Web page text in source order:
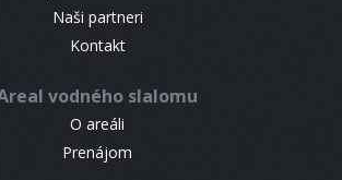
Naši partneri
Kontakt
vodného slalomu
O areáli
Prenájom